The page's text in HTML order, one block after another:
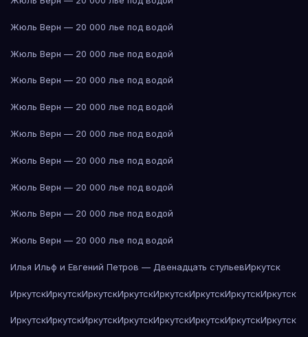
Жюль Верн — 20 000 лье под водой
Жюль Верн — 20 000 лье под водой
Жюль Верн — 20 000 лье под водой
Жюль Верн — 20 000 лье под водой
Жюль Верн — 20 000 лье под водой
Жюль Верн — 20 000 лье под водой
Жюль Верн — 20 000 лье под водой
Жюль Верн — 20 000 лье под водой
Жюль Верн — 20 000 лье под водой
Илья Ильф и Евгений Петров — Двенадцать стульевИркутск
ИркутскИркутскИркутскИркутскИркутскИркутскИркутскИркутск
ИркутскИркутскИркутскИркутскИркутскИркутскИркутскИркутск